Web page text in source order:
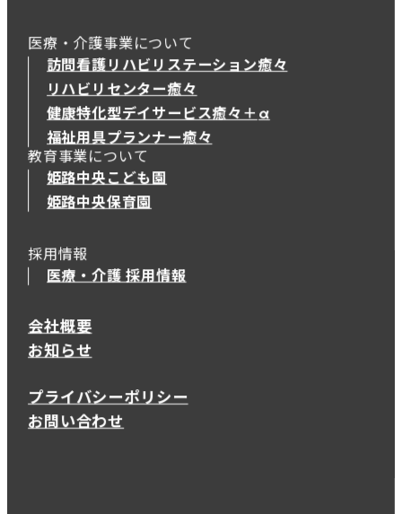
医療・介護事業について
訪問看護リハビリステーション癒々
リハビリセンター癒々
健康特化型デイサービス癒々＋ α
健康特化型デイサービス癒々＋
福祉用具プランナー癒々
教育事業について
姫路中央こども園
姫路中央保育園
採用情報
医療・介護 採用情報
会社概要
お知らせ
プライバシーポリシー
お問い合わせ